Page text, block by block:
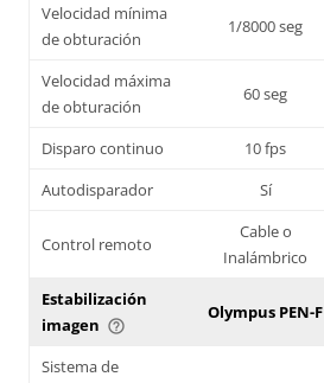
Velocidad mínima
de obturación
1/8000 seg
Velocidad máxima
de obturación
60 seg
Disparo continuo 10 fps
Autodisparador
Sí
Control remoto
Cable o
Inalámbrico
Estabilización
imagen help_outline
Olympus PEN-F
Sistema de